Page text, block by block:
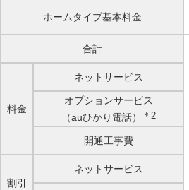
ホームタイプ基本料金
合計
料金
ネットサービス
オプションサービス
（auひかり電話）
＊2
開通工事費
割引
ネットサービス